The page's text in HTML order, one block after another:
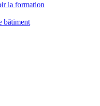
la formation
bâtiment